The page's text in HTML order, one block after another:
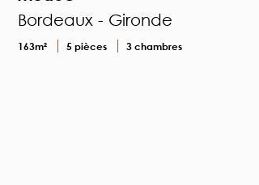
Bordeaux - Gironde
163m² 5 pièces 3 chambres